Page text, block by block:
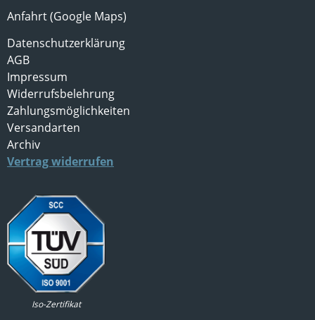
Anfahrt (Google Maps)
Datenschutzerklärung
AGB
Impressum
Widerrufsbelehrung
Zahlungsmöglichkeiten
Versandarten
Archiv
Vertrag widerrufen
Iso-Zertifikat